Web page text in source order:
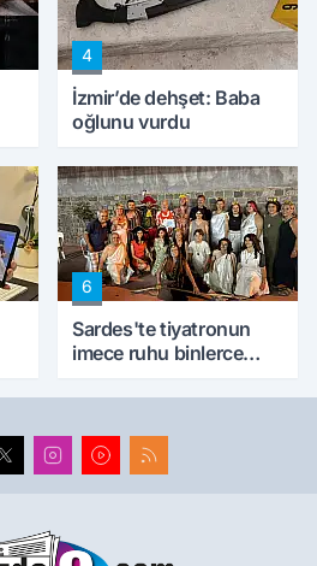
4
İzmir’de dehşet: Baba
oğlunu vurdu
6
Sardes'te tiyatronun
imece ruhu binlerce